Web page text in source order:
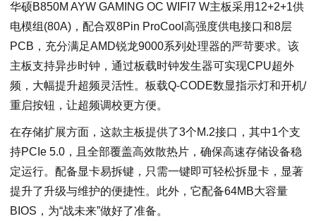
华硕B850M AYW GAMING OC WIFI7 W主板采用12+2+1供
电模组(80A)，配合双8Pin ProCool高强度供电接口和8层
PCB，充分满足AMD锐龙9000系列处理器的严苛要求。该
主板支持异步时钟，通过板载时钟发生器可实现CPU超外
频，大幅提升超频灵活性。板载Q-CODE数显指示灯和开机/
重启按钮，让超频调校更方便。
在存储扩展方面，这款主板提供了3个M.2接口，其中1个支
持PCIe 5.0，且全部覆盖高效散热片，确保高速存储设备稳
定运行。配备显卡易拆键，只需一键即可轻松拆显卡，显著
提升了升级与维护的便捷性。此外，它配备64MB大容量
BIOS，为“战未来”做好了准备。